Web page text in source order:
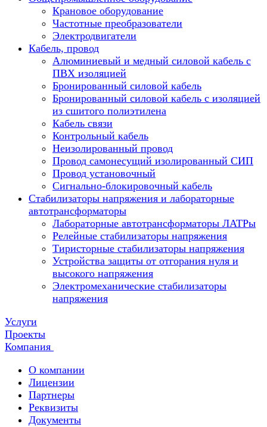
Крановое оборудование
Частотные преобразователи
Электродвигатели
Кабель, провод
Алюминиевый и медный силовой кабель с
ПВХ изоляцией
Бронированный силовой кабель
Бронированный силовой кабель с изоляцией
из сшитого полиэтилена
Кабель связи
Контрольный кабель
Неизолированный провод
Провод самонесущий изолированный СИП
Провод установочный
Сигнально-блокировочный кабель
Стабилизаторы напряжения и лабораторные
автотрансформаторы
Лабораторные автотрансформаторы ЛАТРы
Релейные стабилизаторы напряжения
Тиристорные стабилизаторы напряжения
Устройства защиты от отгорания нуля и
высокого напряжения
Электромеханические стабилизаторы
напряжения
Услуги
Проекты
Компания
О компании
Лицензии
Партнеры
Реквизиты
Документы